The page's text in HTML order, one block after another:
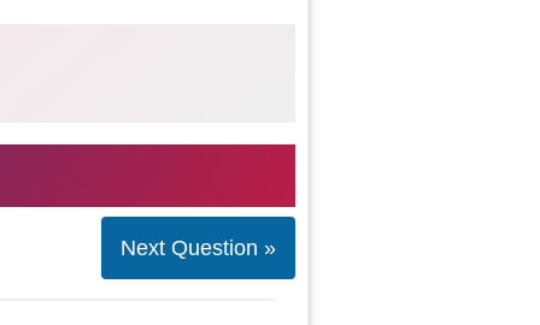
Next Question »